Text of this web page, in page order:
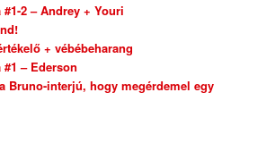
2 – Andrey + Youri
+ vébébeharang
– Ederson
Bruno-interjú, hogy megérdemel egy